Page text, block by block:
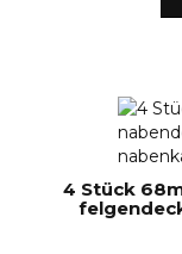
4 Stück